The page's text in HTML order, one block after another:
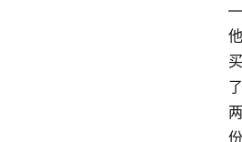
—
他
买
了
两
份